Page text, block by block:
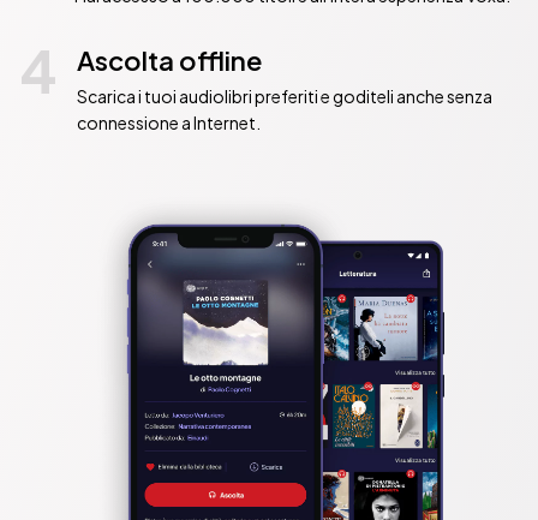
4 Ascolta offline
Scarica i tuoi audiolibri preferiti e goditeli anche senza
connessione a Internet.